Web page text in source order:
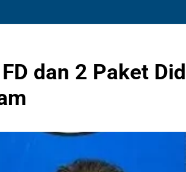
dan 2 Paket